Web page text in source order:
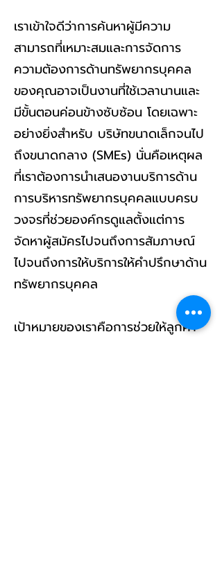
เราเข้าใจดีว่าการค้นหาผู้มีความ
สามารถที่เหมาะสมและการจัดการ
ความต้องการด้านทรัพยากรบุคคล
ของคุณอาจเป็นงานที่ใช้เวลานานและ
มีขั้นตอนค่อนข้างซับซ้อน โดยเฉพาะ
อย่างยิ่งสำหรับ บริษัทขนาดเล็กจนไป
ถึงขนาดกลาง (SMEs) นั่นคือเหตุผล
ที่เราต้องการนำเสนองานบริการด้าน
การบริหารทรัพยากรบุคคลแบบครบ
วงจรที่ช่วยองค์กรดูแลตั้งแต่การ
จัดหาผู้สมัครไปจนถึงการสัมภาษณ์
ไปจนถึงการให้บริการให้คำปรึกษาด้าน
ทรัพยากรบุคคล
เป้าหมายของเราคือการช่วยให้ลูกค้า